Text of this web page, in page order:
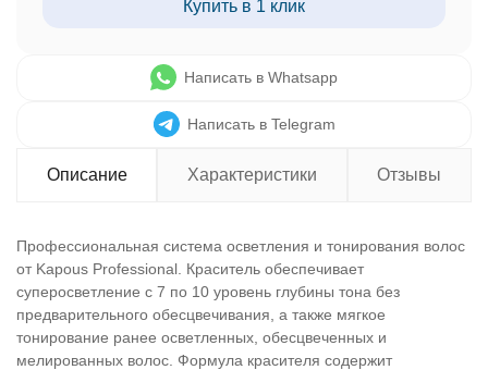
Купить в 1 клик
Написать в Whatsapp
Написать в Telegram
Описание Характеристики Отзывы
Профессиональная система осветления и тонирования волос
от Kapous Professional. Краситель обеспечивает
суперосветление с 7 по 10 уровень глубины тона без
предварительного обесцвечивания, а также мягкое
тонирование ранее осветленных, обесцвеченных и
мелированных волос. Формула красителя содержит